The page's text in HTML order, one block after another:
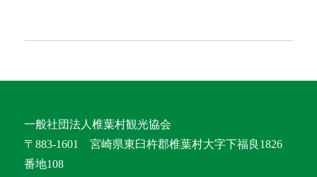
一般社団法人椎葉村観光協会
〒883-1601 宮崎県東臼杵郡椎葉村大字下福良1826
番地108